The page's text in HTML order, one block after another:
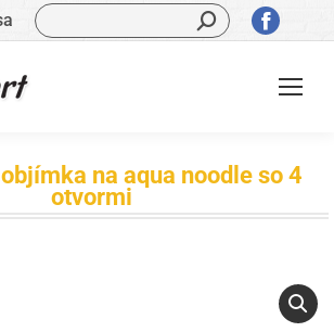
Vyhľadávanie:
sa
otvorí
na aqua noodle so 4
otvormi